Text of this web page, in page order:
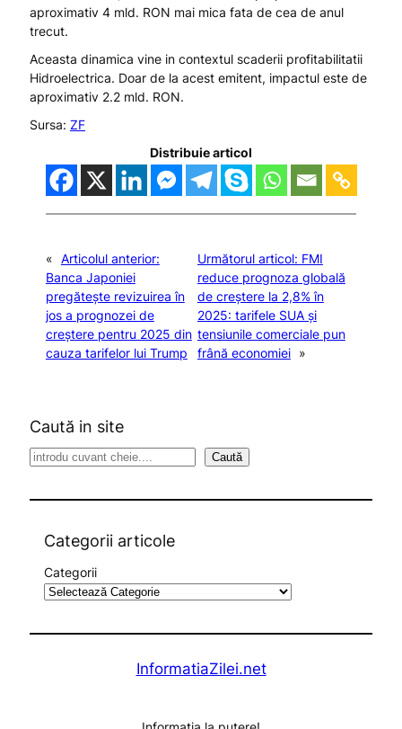
aproximativ 4 mld. RON mai mica fata de cea de anul
trecut.
Aceasta dinamica vine in contextul scaderii profitabilitatii
Hidroelectrica. Doar de la acest emitent, impactul este de
aproximativ 2.2 mld. RON.
Sursa: ZF
Distribuie articol
« Articolul anterior:
Banca Japoniei
pregătește revizuirea în
jos a prognozei de
creștere pentru 2025 din
cauza tarifelor lui Trump
Următorul articol: FMI
reduce prognoza globală
de creștere la 2,8% în
2025: tarifele SUA și
tensiunile comerciale pun
frână economiei »
Caută in site
S
Caută
Categorii articole
Categorii
InformatiaZilei.net